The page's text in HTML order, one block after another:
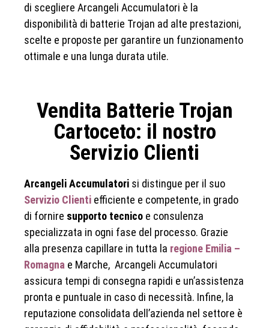
di scegliere Arcangeli Accumulatori è la
disponibilità di batterie Trojan ad alte prestazioni,
scelte e proposte per garantire un funzionamento
ottimale e una lunga durata utile.
Vendita Batterie Trojan
Cartoceto: il nostro
Servizio Clienti
Arcangeli Accumulatori si distingue per il suo
Servizio Clienti efficiente e competente, in grado
di fornire supporto tecnico e consulenza
specializzata in ogni fase del processo. Grazie
alla presenza capillare in tutta la regione Emilia –
Romagna e Marche, Arcangeli Accumulatori
assicura tempi di consegna rapidi e un’assistenza
pronta e puntuale in caso di necessità. Infine, la
reputazione consolidata dell’azienda nel settore è